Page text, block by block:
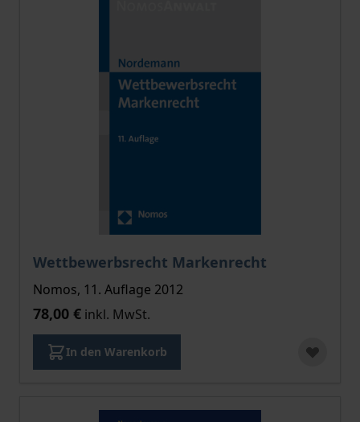
Wettbewerbsrecht Markenrecht
Nomos, 11. Auflage 2012
78,00 € inkl. MwSt.
In den Warenkorb